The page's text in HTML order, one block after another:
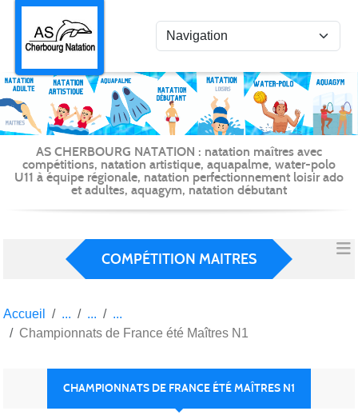
AS CHERBOURG NATATION : natation maîtres avec
compétitions, natation artistique, aquapalme, water-polo
U11 à équipe régionale, natation perfectionnement loisir ado
et adultes, aquagym, natation débutant
COMPÉTITION MAITRES
Accueil
Championnats de France été Maîtres N1
CHAMPIONNATS DE FRANCE ÉTÉ MAÎTRES N1
Panneau de gestion des cookies